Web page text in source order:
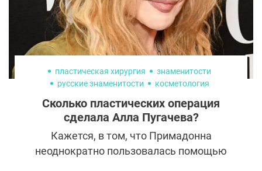
пластическая хирургия
знаменитости
русские знаменитости
косметология
Сколько пластических операция
сделала Алла Пугачева?
Кажется, в том, что Примадонна
неоднократно пользовалась помощью